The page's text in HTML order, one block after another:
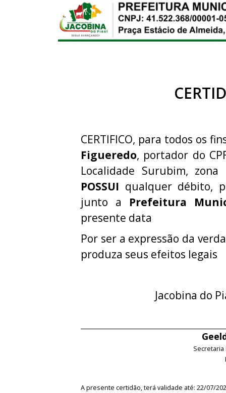
CERTIFICO, para todos os
Figueredo, portador do
Localidade Surubim,
POSSUI qualquer débito,
junto a Prefeitura
presente data
Por ser a expressão da
produza seus efeitos legais
Jacobina do
A presente certidão, terá validade até: 22/07/